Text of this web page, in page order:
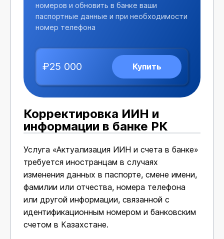
номеров и обновить в банке ваши
паспортные данные и при необходимости
номер телефона
₽25 000 Купить
Корректировка ИИН и
информации в банке РК
Услуга «Актуализация ИИН и счета в банке»
требуется иностранцам в случаях
изменения данных в паспорте, смене имени,
фамилии или отчества, номера телефона
или другой информации, связанной с
идентификационным номером и банковским
счетом в Казахстане.